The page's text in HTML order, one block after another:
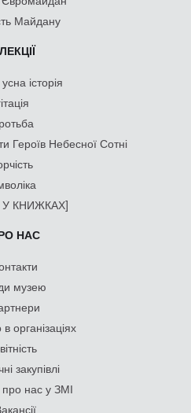
Майдану
історія
Героїв Небесної Сотні
КНИЖКАХ]
НАС
музею
організаціях
закупівлі
нас у ЗМІ